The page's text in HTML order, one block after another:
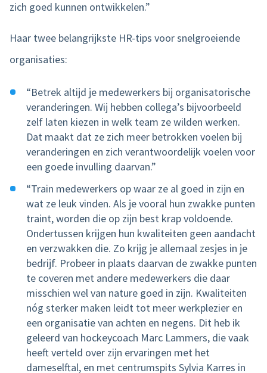
zich goed kunnen ontwikkelen.”
Haar twee belangrijkste HR-tips voor snelgroeiende
organisaties:
“Betrek altijd je medewerkers bij organisatorische
veranderingen. Wij hebben collega’s bijvoorbeeld
zelf laten kiezen in welk team ze wilden werken.
Dat maakt dat ze zich meer betrokken voelen bij
veranderingen en zich verantwoordelijk voelen voor
een goede invulling daarvan.”
“Train medewerkers op waar ze al goed in zijn en
wat ze leuk vinden. Als je vooral hun zwakke punten
traint, worden die op zijn best krap voldoende.
Ondertussen krijgen hun kwaliteiten geen aandacht
en verzwakken die. Zo krijg je allemaal zesjes in je
bedrijf. Probeer in plaats daarvan de zwakke punten
te coveren met andere medewerkers die daar
misschien wel van nature goed in zijn. Kwaliteiten
nóg sterker maken leidt tot meer werkplezier en
een organisatie van achten en negens. Dit heb ik
geleerd van hockeycoach Marc Lammers, die vaak
heeft verteld over zijn ervaringen met het
dameselftal, en met centrumspits Sylvia Karres in